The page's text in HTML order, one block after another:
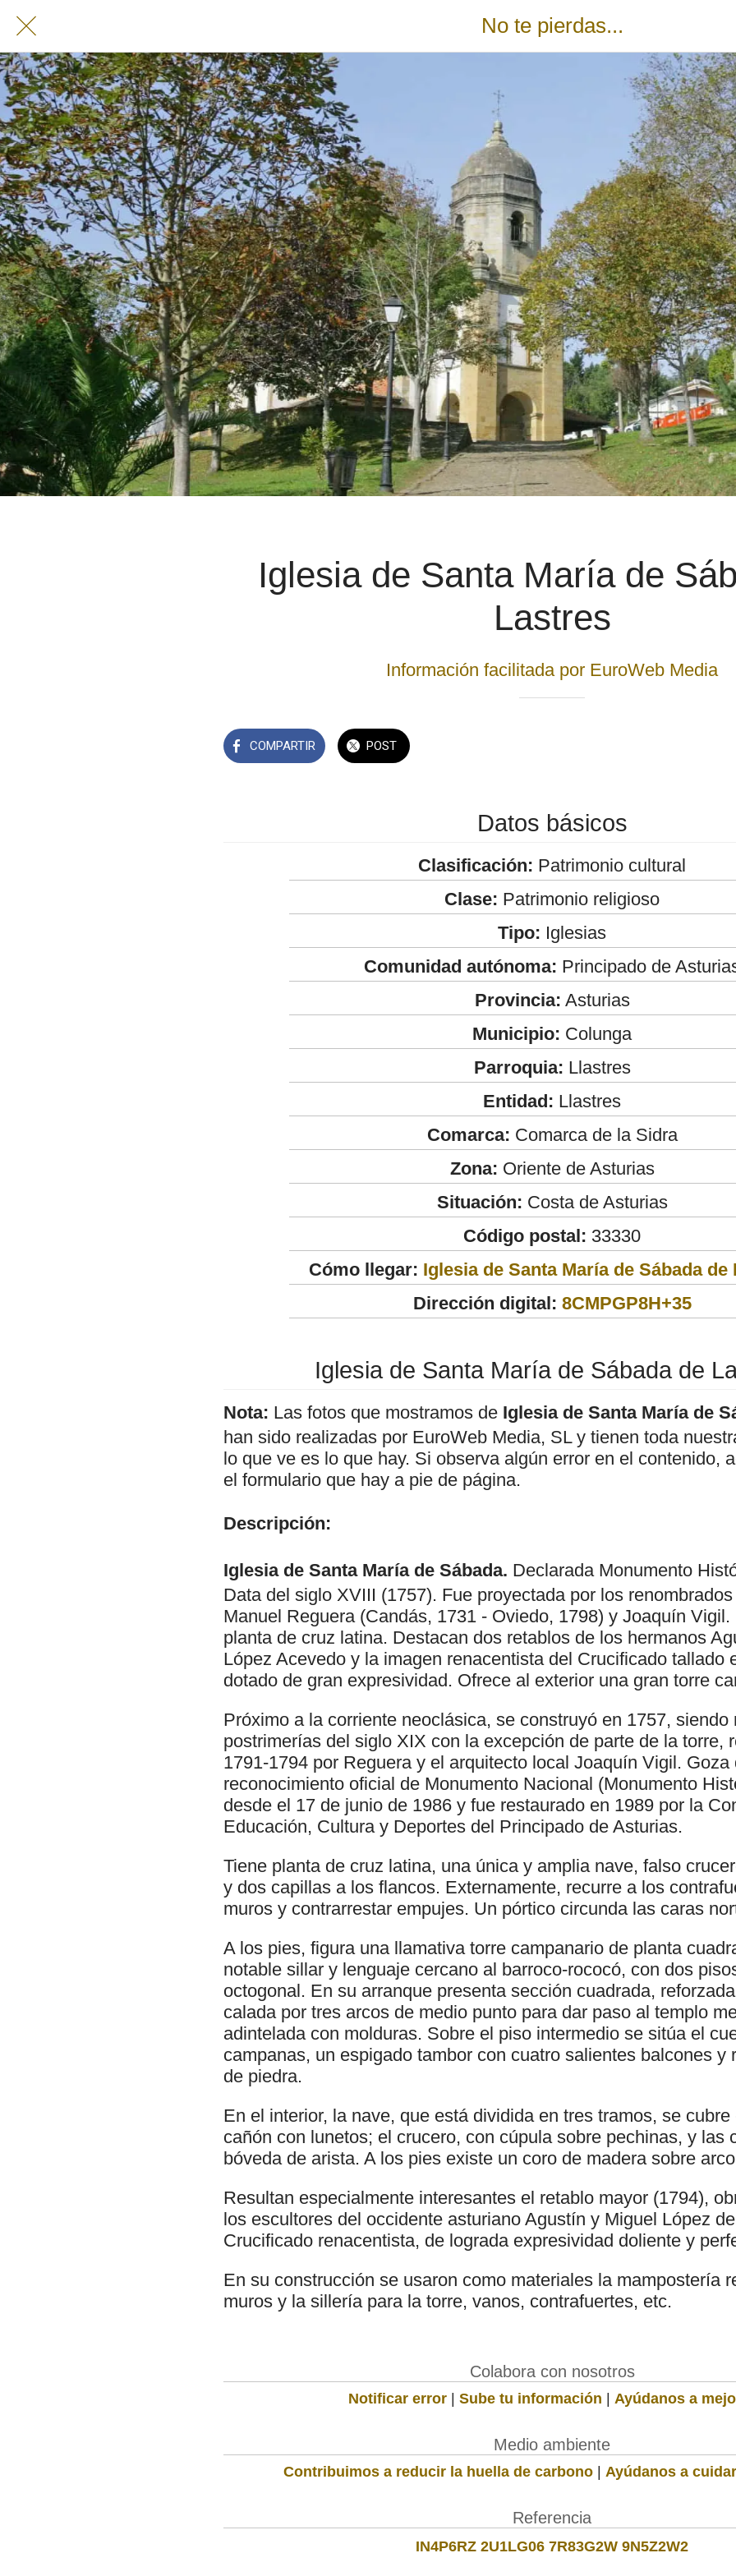
No te pierdas...
Iglesia de Santa María de
Lastres
Información facilitada por EuroWeb Media
COMPARTIR POST
Datos básicos
Clasificación: Patrimonio cultural
Clase: Patrimonio religioso
Tipo: Iglesias
Comunidad autónoma: Principado de
Provincia: Asturias
Municipio: Colunga
Parroquia: Llastres
Entidad: Llastres
Comarca: Comarca de la Sidra
Zona: Oriente de Asturias
Situación: Costa de Asturias
Código postal: 33330
Cómo llegar: Iglesia de Santa María de Sábada de
Dirección digital: 8CMPGP8H+35
Iglesia de Santa María de Sábada de
Nota: Las fotos que mostramos de Iglesia de Santa María de
han sido realizadas por EuroWeb Media, SL y tienen toda
lo que ve es lo que hay. Si observa algún error en el contenido,
el formulario que hay a pie de página.
Descripción:
Iglesia de Santa María de Sábada. Declarada Monumento
Data del siglo XVIII (1757). Fue proyectada por los
Manuel Reguera (Candás, 1731 - Oviedo, 1798) y Joaquín
planta de cruz latina. Destacan dos retablos de los hermanos
López Acevedo y la imagen renacentista del Crucificado tallado
dotado de gran expresividad. Ofrece al exterior una gran torre
Próximo a la corriente neoclásica, se construyó en 1757, siendo
postrimerías del siglo XIX con la excepción de parte de la torre,
1791-1794 por Reguera y el arquitecto local Joaquín Vigil. Goza
reconocimiento oficial de Monumento Nacional (Monumento
desde el 17 de junio de 1986 y fue restaurado en 1989 por la
Educación, Cultura y Deportes del Principado de Asturias.
Tiene planta de cruz latina, una única y amplia nave, falso
y dos capillas a los flancos. Externamente, recurre a los
muros y contrarrestar empujes. Un pórtico circunda las caras
A los pies, figura una llamativa torre campanario de planta
notable sillar y lenguaje cercano al barroco-rococó, con dos
octogonal. En su arranque presenta sección cuadrada,
calada por tres arcos de medio punto para dar paso al templo
adintelada con molduras. Sobre el piso intermedio se sitúa el
campanas, un espigado tambor con cuatro salientes balcones y
de piedra.
En el interior, la nave, que está dividida en tres tramos, se
cañón con lunetos; el crucero, con cúpula sobre pechinas, y las
bóveda de arista. A los pies existe un coro de madera sobre
Resultan especialmente interesantes el retablo mayor (1794),
los escultores del occidente asturiano Agustín y Miguel López
Crucificado renacentista, de lograda expresividad doliente y
En su construcción se usaron como materiales la mampostería
muros y la sillería para la torre, vanos, contrafuertes, etc.
Colabora con nosotros
Notificar error | Sube tu información | Ayúdanos a
Medio ambiente
Contribuimos a reducir la huella de carbono | Ayúdanos a
Referencia
IN4P6RZ 2U1LG06 7R83G2W 9N5Z2W2